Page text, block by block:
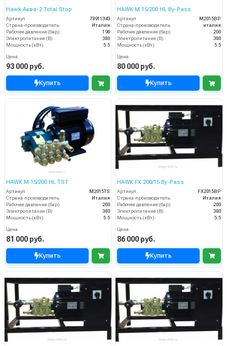
Hawk Аква-2 Total Stop
Артикул
78911343
Страна-производитель
Италия
Рабочее давление (бар)
190
Электропитание (В)
380
Мощность (кВт)
5.5
Цена
93 000 руб.
Купить
HAWK M 15/200 HL By-Pass
Артикул
M2015BP
Страна-производитель
италия
Рабочее давление (бар)
200
Электропитание (В)
380
Мощность (кВт)
5.5
Цена
80 000 руб.
Купить
HAWK M 15/200 HL TST
Артикул
M2015TS
Страна-производитель
Италия
Рабочее давление (бар)
200
Электропитание (В)
380
Мощность (кВт)
5.5
Цена
81 000 руб.
Купить
HAWK FX 200/15 By-Pass
Артикул
FX2015BP
Страна-производитель
Италия
Рабочее давление (бар)
200
Электропитание (В)
380
Мощность (кВт)
5.5
Цена
86 000 руб.
Купить